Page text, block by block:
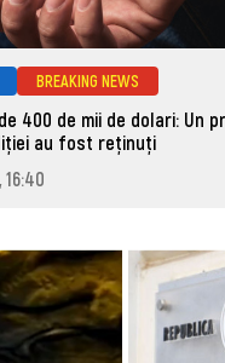
BREAKING NEWS
400 de mii de dolari: Un
au fost reținuți